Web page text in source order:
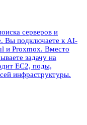
серверов и
Вы подключаете к AI-
и Proxmox. Вместо
задачу на
EC2, поды,
инфраструктуры.